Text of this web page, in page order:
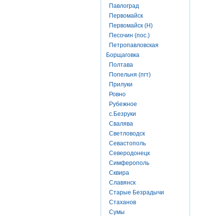
Павлоград
Первомайск
Первомайск (Н)
Песочин (пос.)
Петропавловская
Борщаговка
Полтава
Попельня (пгт)
Прилуки
Ровно
Рубежное
с.Безруки
Свалява
Светловодск
Севастополь
Северодонецк
Симферополь
Сквира
Славянск
Старые Безрадычи
Стаханов
Сумы